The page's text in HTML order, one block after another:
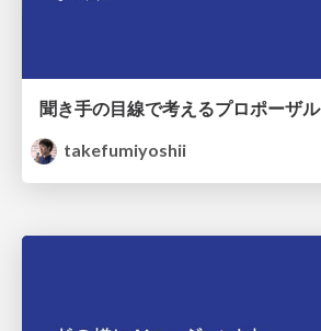
聞き手の目線で考えるプロポーザル
takefumiyoshii